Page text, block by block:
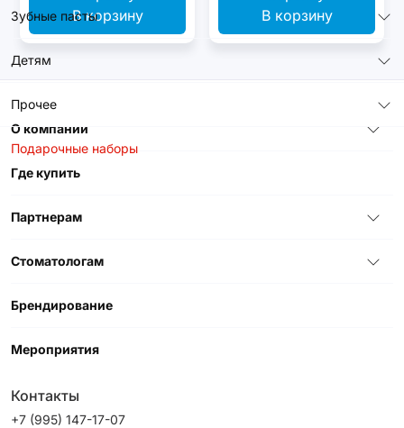
Зубные пасты
Детям
Прочее
Подарочные наборы
В корзину В корзину
О компании
Где купить
Партнерам
Стоматологам
Брендирование
Мероприятия
Контакты
+7 (995) 147-17-07